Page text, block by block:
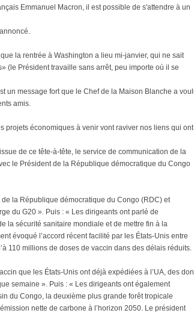
Emmanuel Macron, il est possible de s'attendre à un
la rentrée à Washington a lieu mi-janvier, qui ne sait
(le Président travaille sans arrêt, peu importe où il se
un message fort que le Chef de la Maison Blanche a
amis.
projets économiques à venir vont raviver nos liens qui ont
de ce tête-à-tête, le service de communication de la
le Président de la République démocratique du Congo
la République démocratique du Congo (RDC) et
du G20 ». Puis : « Les dirigeants ont parlé de
la sécurité sanitaire mondiale et de mettre fin à la
évoqué l’accord récent facilité par les États-Unis entre
110 millions de doses de vaccin dans des délais réduits.
que les États-Unis ont déjà expédiées à l’UA, des
semaine ». Puis : « Les dirigeants ont également
du Congo, la deuxième plus grande forêt tropicale
nette de carbone à l’horizon 2050. Le président